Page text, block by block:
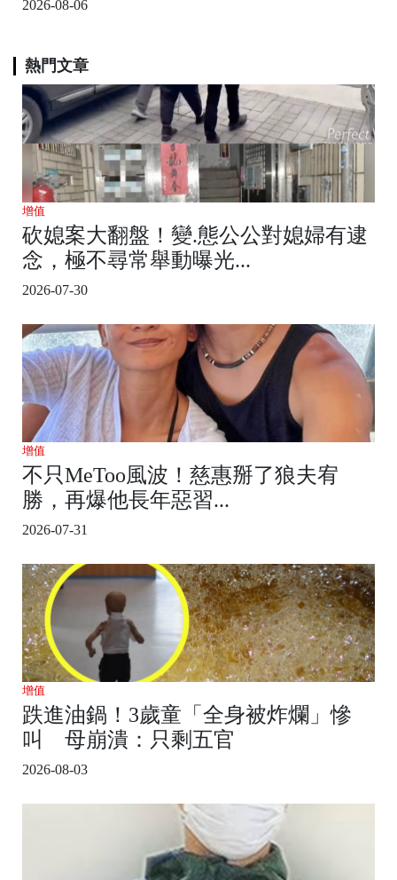
2026-08-06
熱門文章
增值
砍媳案大翻盤！變.態公公對媳婦有逮
念，極不尋常舉動曝光...
2026-07-30
增值
不只MeToo風波！慈惠掰了狼夫宥
勝，再爆他長年惡習...
2026-07-31
增值
跌進油鍋！3歲童「全身被炸爛」慘
叫 母崩潰：只剩五官
2026-08-03